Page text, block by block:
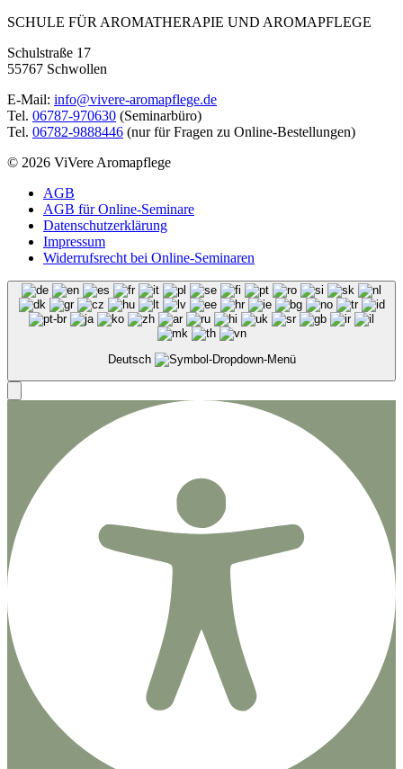
SCHULE FÜR AROMATHERAPIE UND AROMAPFLEGE
Schulstraße 17
55767 Schwollen
E-Mail: info@vivere-aromapflege.de
Tel. 06787-970630 (Seminarbüro)
Tel. 06782-9888446 (nur für Fragen zu Online-Bestellungen)
© 2026 ViVere Aromapflege
AGB
AGB für Online-Seminare
Datenschutzerklärung
Impressum
Widerrufsrecht bei Online-Seminaren
Deutsch